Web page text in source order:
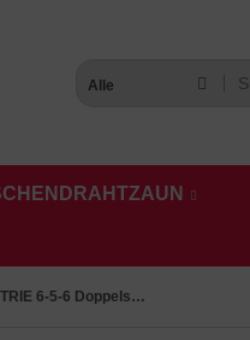
Alle
INDUSTRIE 6-5-6 Doppelstab Zaunsets 2030 mm Höhe in verschiedenen Farben und Längen